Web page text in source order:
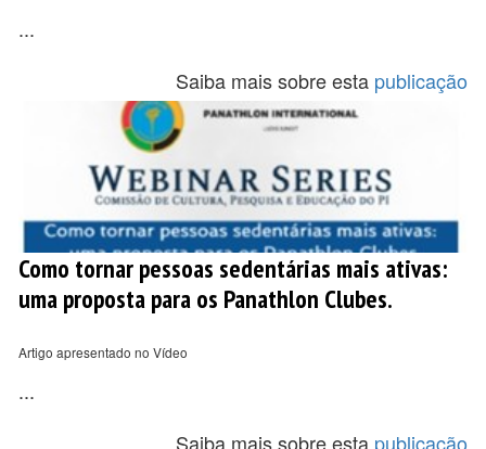
...
Saiba mais sobre esta publicação
Como tornar pessoas sedentárias mais ativas:
uma proposta para os Panathlon Clubes.
Artigo apresentado no Vídeo
...
Saiba mais sobre esta publicação